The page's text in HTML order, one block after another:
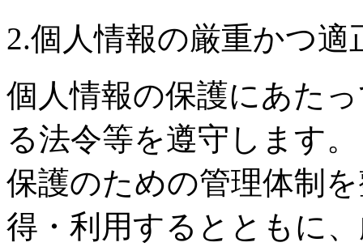
2.個人情報の厳重かつ適
個人情報の保護にあた
る法令等を遵守します
保護のための管理体制
得・利用するとともに